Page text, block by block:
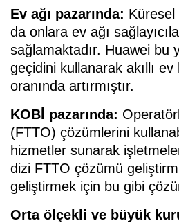
Ev ağı pazarında:
da onlara ev ağı
sağlamaktadır. Huawei bu
geçidini kullanarak akıllı
oranında artırmıştır.
KOBİ pazarında:
(FTTO) çözümlerini
hizmetler sunarak
dizi FTTO çözümü
geliştirmek için bu gibi
Orta ölçekli ve büyük